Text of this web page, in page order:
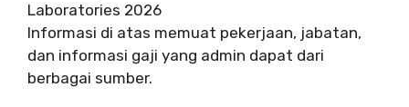
Laboratories 2026
Informasi di atas memuat pekerjaan, jabatan,
dan informasi gaji yang admin dapat dari
berbagai sumber.